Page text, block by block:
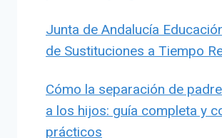
Junta de Andalucía
de Sustituciones a Tiempo
Cómo la separación de
a los hijos: guía completa y
prácticos